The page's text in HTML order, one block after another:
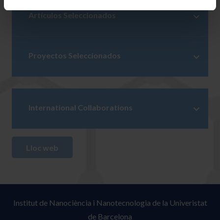
Artículos Seleccionados
Proyectos Seleccionados
International Collaborations
Lloc web
Institut de Nanociència i Nanotecnologia de la Univeristat
de Barcelona